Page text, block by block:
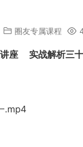
圈友专属课程
座 实战解析三
.mp4